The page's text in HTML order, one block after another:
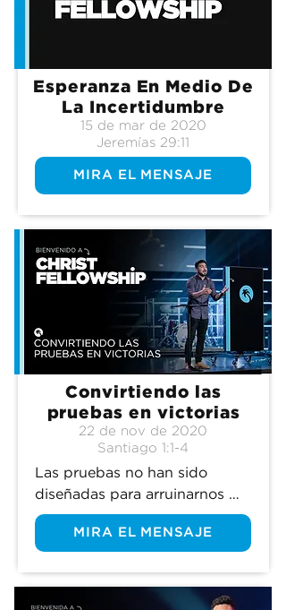
Esperanza En Medio De
La Incertidumbre
15 de mar de 2020
Jeremías 29:11
MIRA EL MENSAJE
Convirtiendo las
pruebas en victorias
22 de nov de 2020
Santiago 1:1-4
Las pruebas no han sido
diseñadas para arruinarnos
sino para transformarnos.
MIRA EL MENSAJE